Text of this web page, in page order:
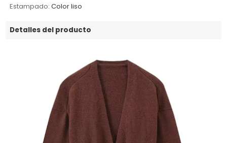
Estampado: Color liso
Detalles del producto